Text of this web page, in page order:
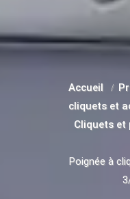
Accueil
cliquets et
Cliquets et
Poignée à